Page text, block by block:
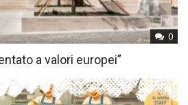
0
a valori europei”